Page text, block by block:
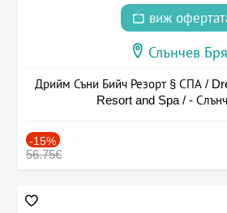
виж
Слънчев
Дрийм Съни Бийч Резорт § СПА /
Resort and Spa / -
-15%
56.75€